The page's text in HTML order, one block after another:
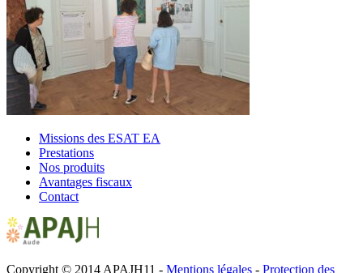
Missions des ESAT EA
Prestations
Nos produits
Avantages fiscaux
Contact
Copyright © 2014 APAJH11 - Mentions légales - Protection des